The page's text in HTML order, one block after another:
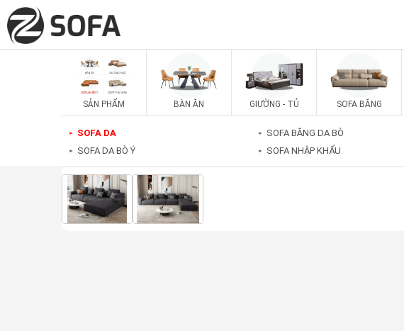
SẢN PHẨM BÀN ĂN GIƯỜNG - TỦ SOFA BĂNG
► SOFA DA
► SOFA DA BÒ Ý
► SOFA BĂNG DA BÒ
► SOFA NHẬP KHẨU